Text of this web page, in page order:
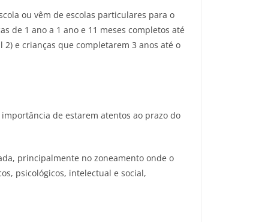
ou vêm de escolas particulares para o
de 1 ano a 1 ano e 11 meses completos até
e crianças que completarem 3 anos até o
de estarem atentos ao prazo do
principalmente no zoneamento onde o
psicológicos, intelectual e social,